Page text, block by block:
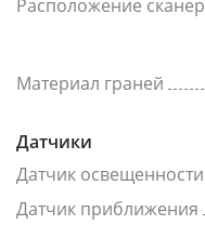
Расположение
Материал граней
Датчики
Датчик освещенности
Датчик приближения